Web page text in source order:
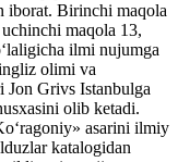
iborat. Birinchi maqola
maqola 13,
ilmi nujumga
olimi va
Jon Grivs Istanbulga
olib ketadi.
asarini ilmiy
katalogidan